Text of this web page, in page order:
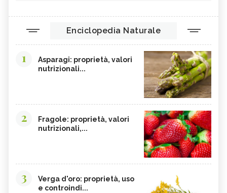
Enciclopedia Naturale
1
Asparagi: proprietà, valori
nutrizionali...
2
Fragole: proprietà, valori
nutrizionali,...
3
Verga d'oro: proprietà, uso
e controindi...